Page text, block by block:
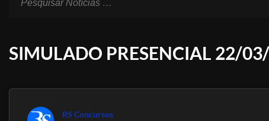
SIMULADO PRESENCIAL 22/
RS Concursos